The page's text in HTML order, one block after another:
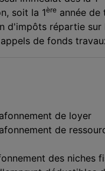
soit la 1ère année de
d'impôts répartie sur
de fonds
de loyer
de
des niches